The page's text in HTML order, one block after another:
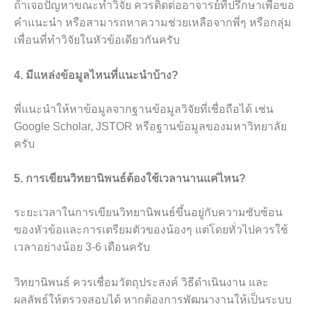
ถ้าเจอปัญหาขณะทำวิจัย ควรติดต่ออาจารย์ที่ปรึกษาเพื่อขอ
คำแนะนำ หรือสามารถหาความช่วยเหลือจากพี่ๆ หรือกลุ่ม
เพื่อนที่ทำวิจัยในหัวข้อเดียวกันครับ
4. มีแหล่งข้อมูลไหนที่แนะนำบ้าง?
พี่แนะนำให้หาข้อมูลจากฐานข้อมูลวิจัยที่เชื่อถือได้ เช่น
Google Scholar, JSTOR หรือฐานข้อมูลของมหาวิทยาลัย
ครับ
5. การเขียนวิทยานิพนธ์ต้องใช้เวลานานแค่ไหน?
ระยะเวลาในการเขียนวิทยานิพนธ์ขึ้นอยู่กับความซับซ้อน
ของหัวข้อและการเตรียมตัวของน้องๆ แต่โดยทั่วไปควรใช้
เวลาอย่างน้อย 3-6 เดือนครับ
วิทยานิพนธ์ ควรเชื่อมวัตถุประสงค์ วิธีดำเนินงาน และ
ผลลัพธ์ให้ตรวจสอบได้ หากต้องการพัฒนางานให้เป็นระบบ